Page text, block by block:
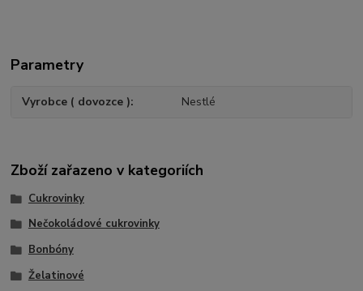
Parametry
Vyrobce ( dovozce ) Nestlé
Zboží zařazeno v kategoriích
Cukrovinky
Nečokoládové cukrovinky
Bonbóny
Želatinové